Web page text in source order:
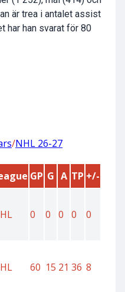
är trea i antalet assist
har han svarat för 80